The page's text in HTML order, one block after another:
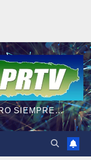
SIEMPRE...